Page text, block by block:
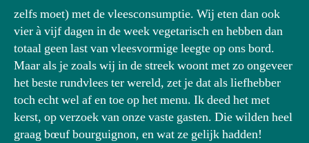
zelfs moet) met de vleesconsumptie. Wij eten dan ook
vier à vijf dagen in de week vegetarisch en hebben dan
totaal geen last van vleesvormige leegte op ons bord.
Maar als je zoals wij in de streek woont met zo ongeveer
het beste rundvlees ter wereld, zet je dat als liefhebber
toch echt wel af en toe op het menu. Ik deed het met
kerst, op verzoek van onze vaste gasten. Die wilden heel
graag bœuf bourguignon, en wat ze gelijk hadden!